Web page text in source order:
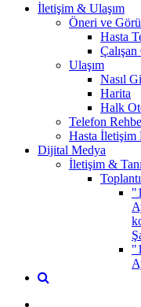
İletişim & Ulaşım
Öneri ve
Hasta
Ulaşım
Nasıl
Harita
Halk
Telefon
Hasta İletişim
Dijital Medya
İletişim &